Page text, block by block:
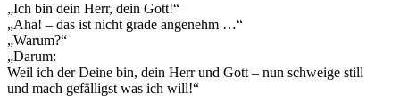
„Ich bin dein Herr, dein Gott!“
„Aha! – das ist nicht grade angenehm …“
„Warum?“
„Darum:
Weil ich der Deine bin, dein Herr und Gott – nun schweige still
und mach gefälligst was ich will!“